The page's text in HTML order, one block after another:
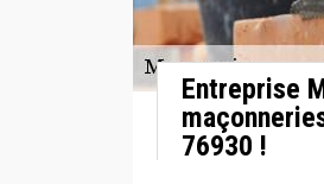
Entreprise
76930 !